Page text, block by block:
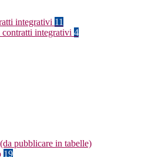
integrativi 11
contratti integrativi 4
pubblicare in tabelle)
19